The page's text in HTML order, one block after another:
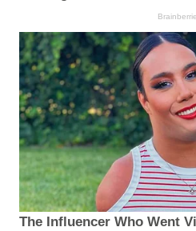
The Influencer Who Went